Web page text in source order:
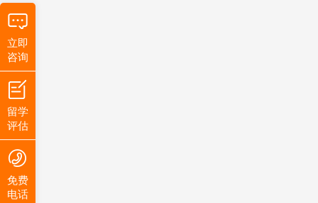
立即
咨询
留学
评估
免费
电话